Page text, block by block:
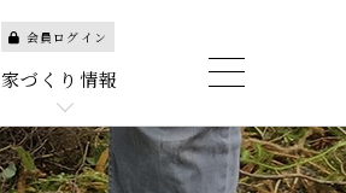
家づくり情報
会員ログイン